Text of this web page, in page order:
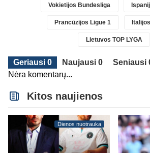
Vokietijos Bundesliga
Prancūzijos Ligue 1
Lietuvos TOP LYGA
Geriausi 0 Naujausi 0
Seniausi
Nėra komentarų...
Kitos naujienos
Dienos nuotrauka